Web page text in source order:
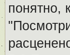
понятно,